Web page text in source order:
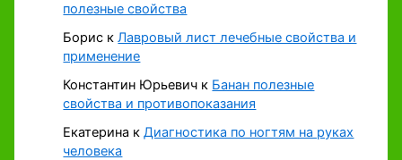
полезные свойства
Борис кЛавровый лист лечебные свойства и
применение
Константин Юрьевич к Банан полезные
свойства и противопоказания
Екатерина кДиагностика по ногтям на руках
человека